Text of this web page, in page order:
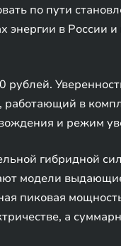
по пути
в России
рублей.
в
и режим
гибридной
модели
пиковая
а